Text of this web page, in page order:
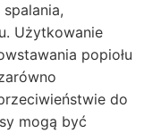
Użytkowanie
popiołu
do
mogą być